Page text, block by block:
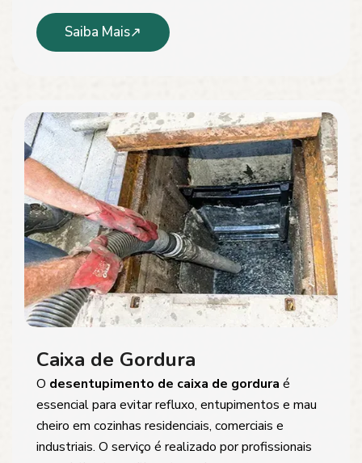
Saiba Mais
Caixa de Gordura
O desentupimento de caixa de gordura é
essencial para evitar refluxo, entupimentos e mau
cheiro em cozinhas residenciais, comerciais e
industriais. O serviço é realizado por profissionais